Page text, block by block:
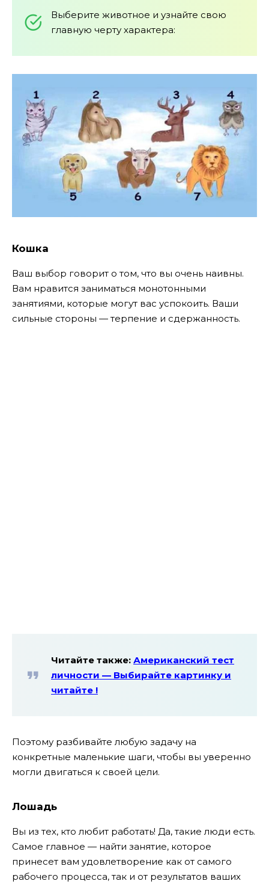
Выберите животное и узнайте свою
главную черту характера:
Кошка
Ваш выбор говорит о том, что вы очень наивны.
Вам нравится заниматься монотонными
занятиями, которые могут вас успокоить. Ваши
сильные стороны — терпение и сдержанность.
Читайте также: Американский тест
личности — Выбирайте картинку и
читайте !
Поэтому разбивайте любую задачу на
конкретные маленькие шаги, чтобы вы уверенно
могли двигаться к своей цели.
Лошадь
Вы из тех, кто любит работать! Да, такие люди есть.
Самое главное — найти занятие, которое
принесет вам удовлетворение как от самого
рабочего процесса, так и от результатов ваших